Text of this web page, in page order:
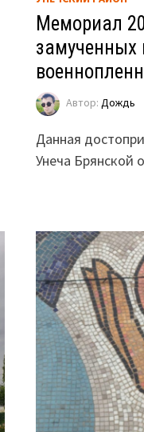
Мемориал
замученных
Автор: Дождь
Данная
Унеча Брянской